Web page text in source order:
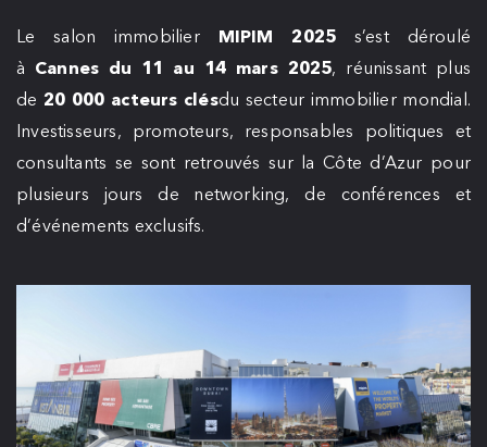
Le salon immobilier MIPIM 2025 s’est déroulé
à Cannes du 11 au 14 mars 2025, réunissant plus
de 20 000 acteurs clésdu secteur immobilier mondial.
Investisseurs, promoteurs, responsables politiques et
consultants se sont retrouvés sur la Côte d’Azur pour
plusieurs jours de networking, de conférences et
d’événements exclusifs.